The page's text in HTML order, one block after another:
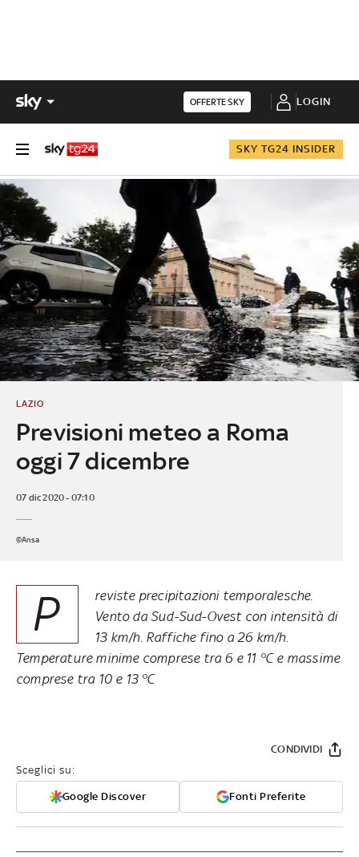
OFFERTE SKY LOGIN
SKY TG24 INSIDER
Previsioni meteo a Roma
oggi 7 dicembre
LAZIO
07 dic 2020 - 07:10
©Ansa
P
reviste precipitazioni temporalesche.
Vento da Sud-Sud-Ovest con intensità di
13 km/h. Raffiche fino a 26 km/h.
Temperature minime comprese tra 6 e 11 °C e massime
comprese tra 10 e 13 °C
Sceglici su:
Google Discover Fonti Preferite
CONDIVIDI